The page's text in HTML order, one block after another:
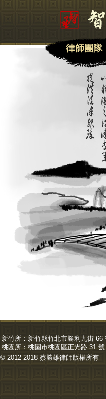
律師團隊
新竹所： 新竹縣竹北市勝利九街 66
桃園所： 桃園市桃園區正光路 31
© 2012-2018 蔡勝雄律師版